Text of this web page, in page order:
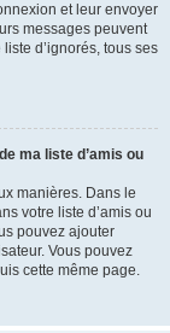
et leur envoyer
messages peuvent
d’ignorés, tous ses
ma liste d’amis ou
manières. Dans le
votre liste d’amis ou
pouvez ajouter
Vous pouvez
cette même page.